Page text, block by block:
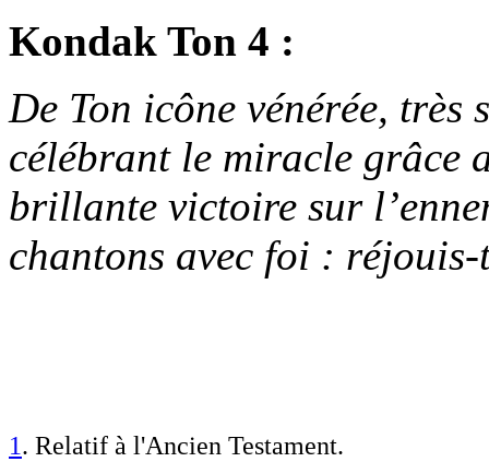
Kondak Ton 4 :
De Ton icône vénérée,
célébrant le miracle grâce
brillante victoire sur
chantons avec foi :
1. Relatif à l'Ancien Testament.